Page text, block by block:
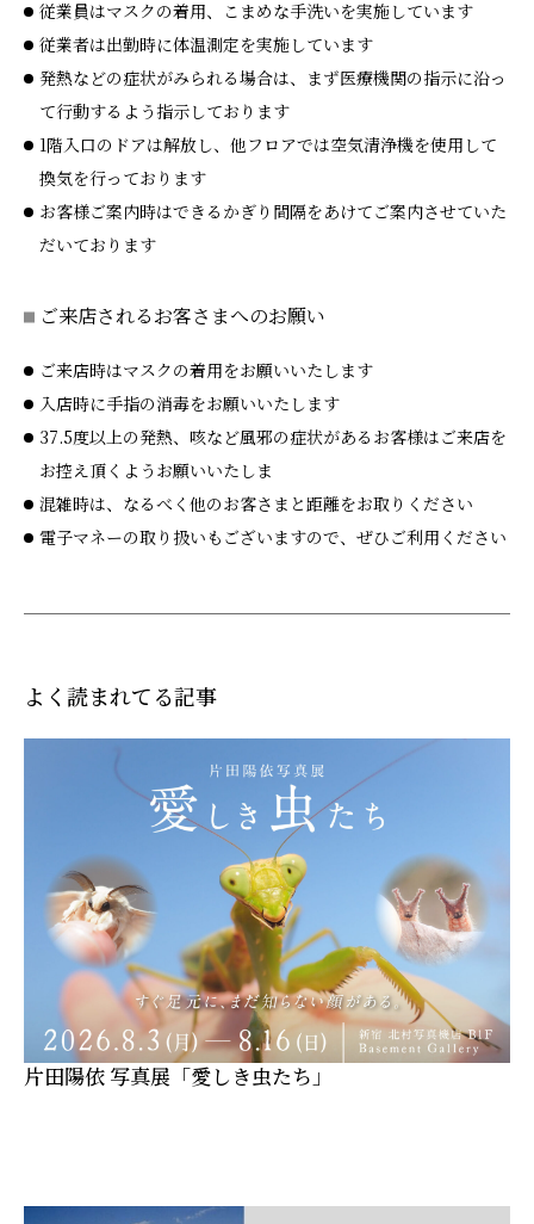
従業員はマスクの着用、こまめな手洗いを実施しています
従業者は出勤時に体温測定を実施しています
発熱などの症状がみられる場合は、まず医療機関の指示に沿っ
て行動するよう指示しております
1階入口のドアは解放し、他フロアでは空気清浄機を使用して
換気を行っております
お客様ご案内時はできるかぎり間隔をあけてご案内させていた
だいております
ご来店されるお客さまへのお願い
ご来店時はマスクの着用をお願いいたします
入店時に手指の消毒をお願いいたします
37.5度以上の発熱、咳など風邪の症状があるお客様はご来店を
お控え頂くようお願いいたしま
混雑時は、なるべく他のお客さまと距離をお取りください
電子マネーの取り扱いもございますので、ぜひご利用ください
よく読まれてる記事
片田陽依 写真展「愛しき虫たち」